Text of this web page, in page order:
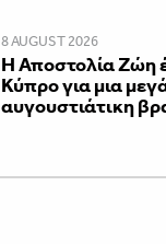
8 AUGUST 2026
Η Αποστολία Ζώη
Κύπρο για μια
αυγουστιάτικη